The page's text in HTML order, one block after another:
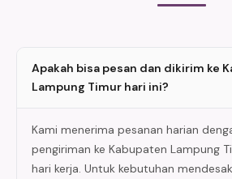
Apakah bisa pesan dan dikirim ke
Lampung Timur hari ini?
Kami menerima pesanan harian
pengiriman ke Kabupaten Lampung
hari kerja. Untuk kebutuhan